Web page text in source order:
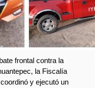
frontal contra la
la Fiscalía
y ejecutó un